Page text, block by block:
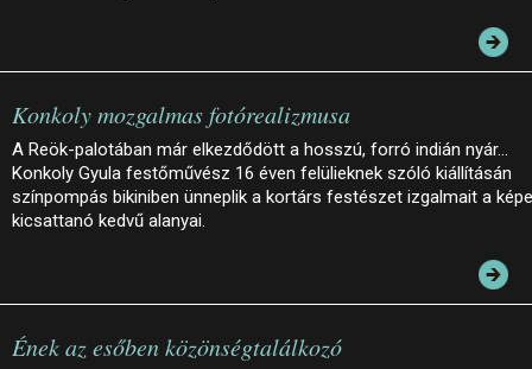
Konkoly mozgalmas fotórealizmusa
A Reök-palotában már elkezdődött a hosszú, forró indián nyár…
Konkoly Gyula festőművész 16 éven felülieknek szóló kiállításán
színpompás bikiniben ünneplik a kortárs festészet izgalmait a
kicsattanó kedvű alanyai.
Ének az esőben közönségtalálkozó